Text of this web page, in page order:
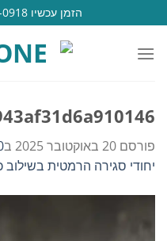
to
content
הזמן עכשיו 055-663-0918 MENZONE
פורסם 20 באוקטובר 2025 ב
יחודי סגירה הרמטית בשילוב